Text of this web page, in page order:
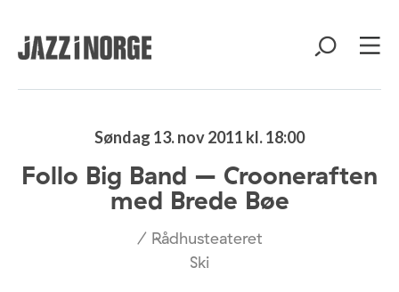
Søndag 13. nov 2011 kl. 18:00
Follo Big Band – Crooneraften
med Brede Bøe
/ Rådhusteateret
Ski